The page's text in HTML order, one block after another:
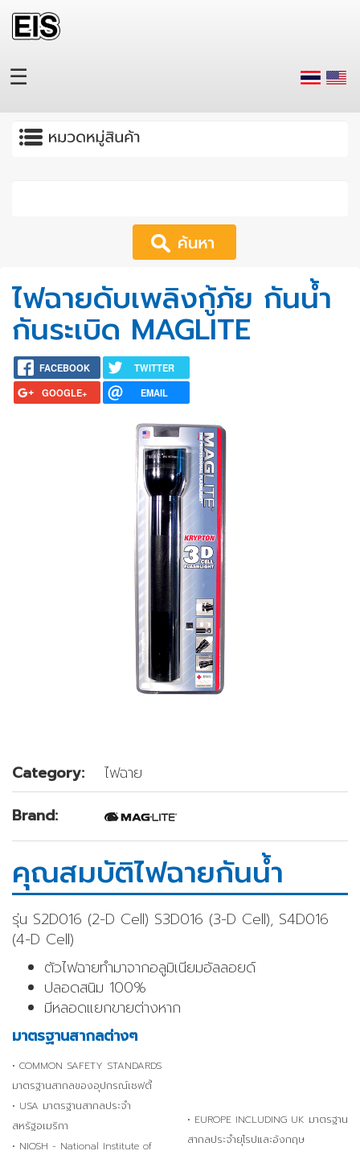
Skip to main content
☰
Apply
ไฟฉายดับเพลิงกู้ภัย กันน้ำ
กันระเบิด MAGLITE
FACEBOOK
TWITTER
GOOGLE+
EMAIL
Category:
ไฟฉาย
Brand:
คุณสมบัติไฟฉายกันน้ำ
รุ่น S2D016 (2-D Cell) S3D016 (3-D Cell), S4D016
(4-D Cell)
ตัวไฟฉายทำมาจากอลูมิเนียมอัลลอยด์
ปลอดสนิม 100%
มีหลอดแยกขายต่างหาก
มาตรฐานสากลต่างๆ
• COMMON SAFETY STANDARDS
มาตรฐานสากลของอุปกรณ์เซฟตี้
• USA มาตรฐานสากลประจำ
สหรัฐอเมริกา
• NIOSH - National Institute of
• EUROPE INCLUDING UK มาตรฐาน
สากลประจำยุโรปและอังกฤษ